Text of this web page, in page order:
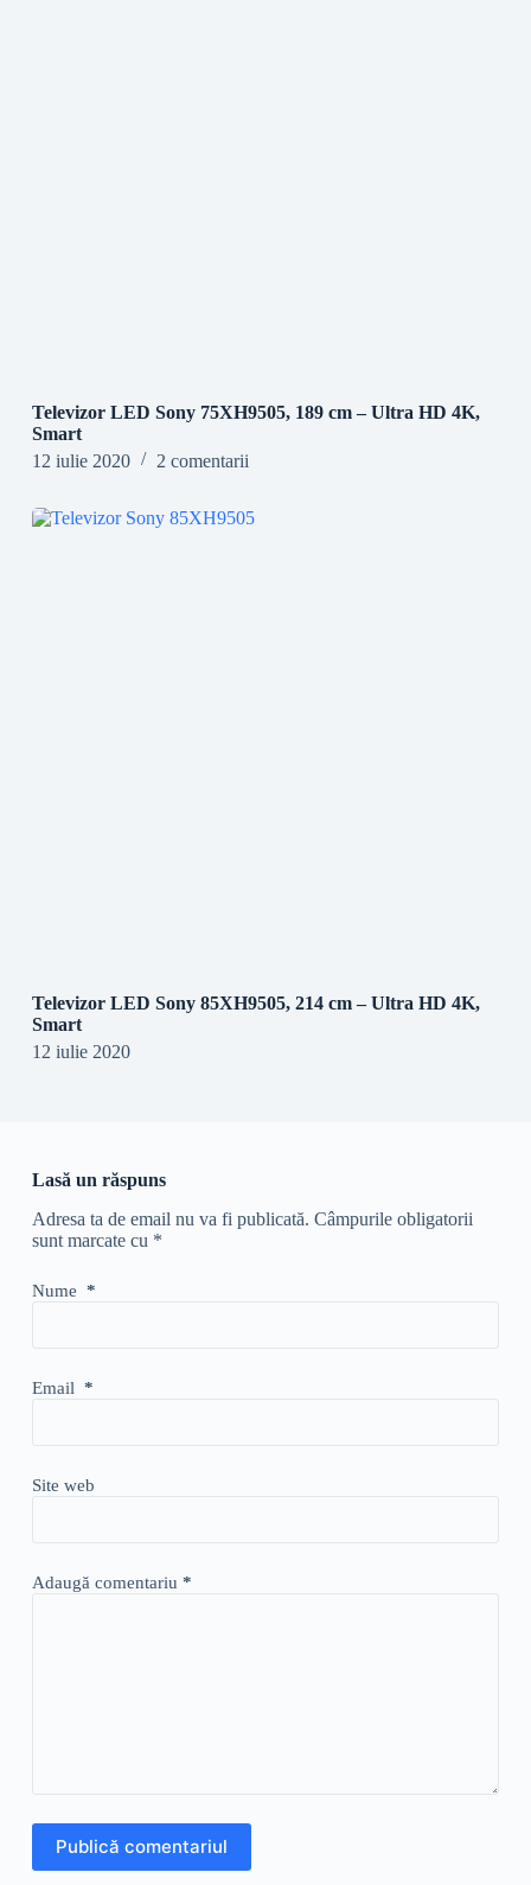
Televizor LED Sony 75XH9505, 189 cm – Ultra HD 4K,
Smart
12 iulie 2020
2 comentarii
Televizor LED Sony 85XH9505, 214 cm – Ultra HD 4K,
Smart
12 iulie 2020
Lasă un răspuns
Adresa ta de email nu va fi publicată. Câmpurile obligatorii
sunt marcate cu *
Nume *
Email *
Site web
Adaugă comentariu *
Publică comentariul